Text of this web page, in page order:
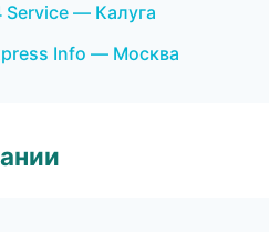
Service — Калуга
Info — Москва